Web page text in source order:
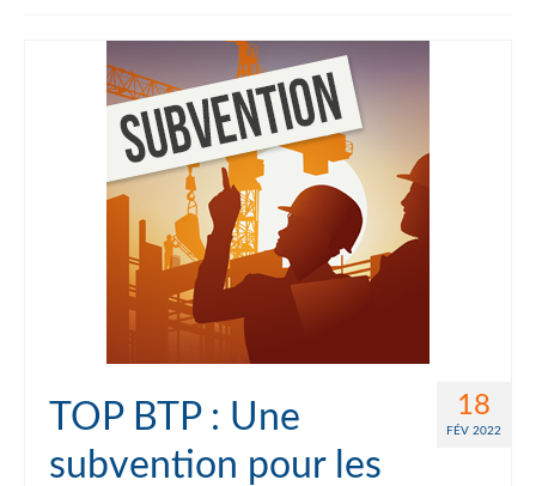
Accéder à Signals
18
FÉV 2022
TOP BTP : Une
subvention pour les